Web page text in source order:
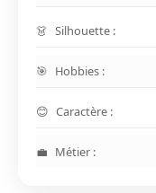
Silhouette :
Hobbies :
Caractère :
Métier :